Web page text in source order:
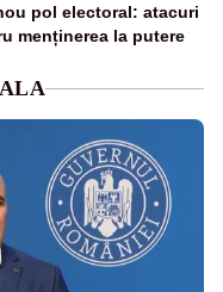
pol electoral: atacuri
menținerea la putere